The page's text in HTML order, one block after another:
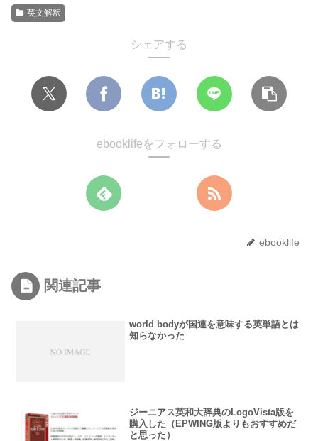
英文解釈
シェアする
ebooklifeをフォローする
ebooklife
関連記事
world bodyが国連を意味する英単語とは
知らなかった
ジーニアス英和大辞典のLogoVista版を
購入した（EPWING版よりもおすすめだ
と思った）